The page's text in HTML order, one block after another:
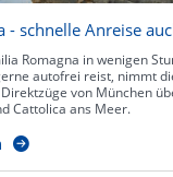
- schnelle Anreise
Romagna in wenigen
autofrei reist, nimmt
von München
Cattolica ans Meer.